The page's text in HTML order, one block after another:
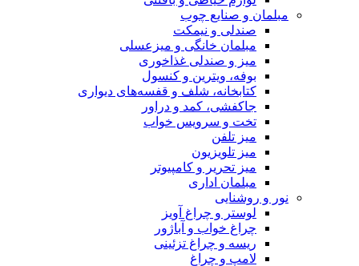
مبلمان و صنایع چوب
صندلی و نیمکت
مبلمان خانگی و میزعسلی
میز و صندلی غذاخوری
بوفه، ویترین و کنسول
کتابخانه، شلف و قفسه‌های دیواری
جاکفشی، کمد و دراور
تخت و سرویس خواب
میز تلفن
میز تلویزیون
میز تحریر و کامپیوتر
مبلمان اداری
نور و روشنایی
لوستر و چراغ آویز
چراغ خواب و آباژور
ریسه و چراغ تزئینی
لامپ و چراغ